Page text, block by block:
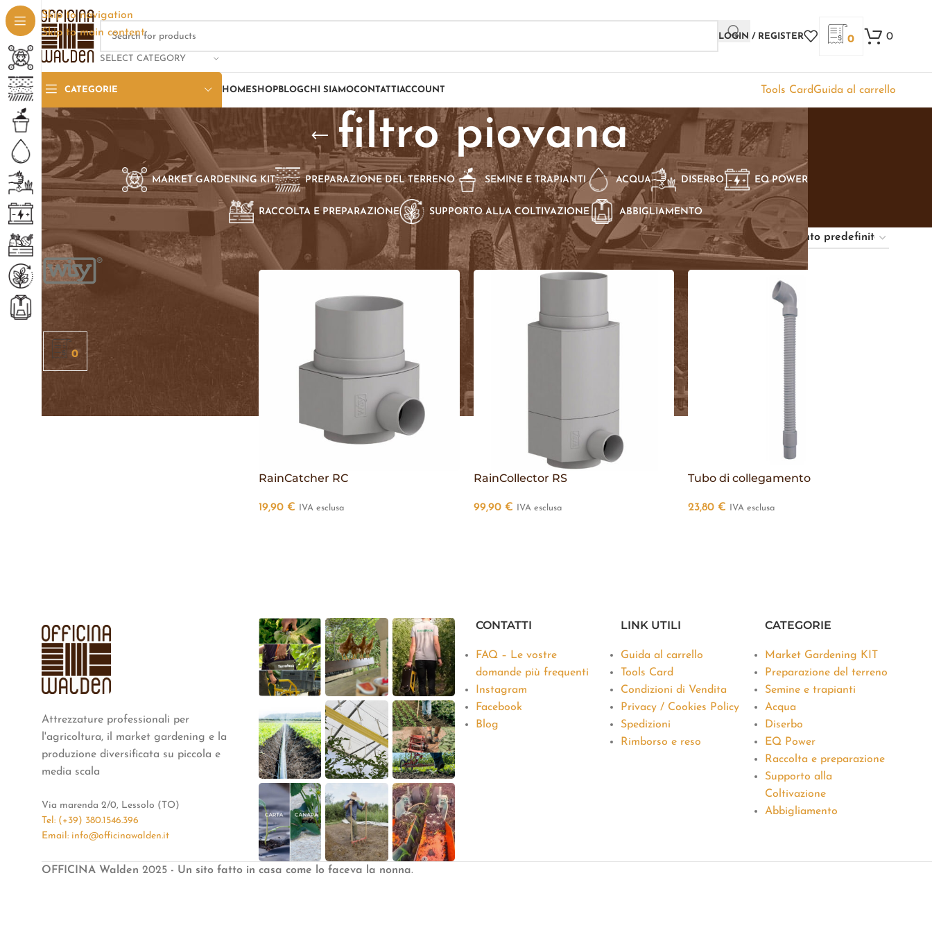
Skip to navigation
Skip to main content
SELECT CATEGORY
LOGIN / REGISTER 0 0
CATEGORIE HOMESHOP BLOGCHI SIAMOCONTATTI ACCOUNT Tools CardGuida al carrello
filtro piovana
MARKET GARDENING KIT PREPARAZIONE DEL TERRENO SEMINE E TRAPIANTI ACQUA DISERBO EQ POWER
RACCOLTA E PREPARAZIONE SUPPORTO ALLA COLTIVAZIONE ABBIGLIAMENTO
SELEZIONE PER BRAND
Wisy
0
Home Prodotti taggati “filtro piovana” Show 18 24
RainCatcher RC
19,90 € IVA esclusa
RainCollector RS
99,90 € IVA esclusa
Tubo di collegamento
23,80 € IVA esclusa
Attrezzature professionali per
l'agricoltura, il market gardening e la
produzione diversificata su piccola e
media scala
Via marenda 2/0, Lessolo (TO)
Tel: (+39) 380.1546.396
Email: info@officinawalden.it
CONTATTI
FAQ – Le vostre
domande più frequenti
Instagram
Facebook
Blog
LINK UTILI
Guida al carrello
Tools Card
Condizioni di Vendita
Privacy / Cookies Policy
Spedizioni
Rimborso e reso
CATEGORIE
Market Gardening KIT
Preparazione del terreno
Semine e trapianti
Acqua
Diserbo
EQ Power
Raccolta e preparazione
Supporto alla
Coltivazione
Abbigliamento
OFFICINA Walden 2025 - Un sito fatto in casa come lo faceva la nonna.